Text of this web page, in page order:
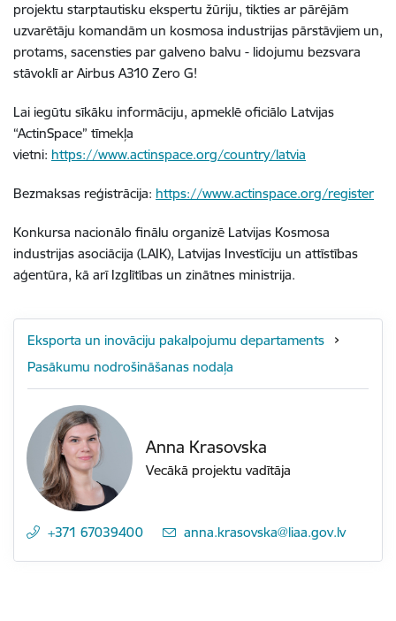
projektu starptautisku ekspertu žūriju, tikties ar pārējām
uzvarētāju komandām un kosmosa industrijas pārstāvjiem un,
protams, sacensties par galveno balvu - lidojumu bezsvara
stāvoklī ar Airbus A310 Zero G!
Lai iegūtu sīkāku informāciju, apmeklē oficiālo Latvijas
“ActinSpace” tīmekļa
vietni: https://www.actinspace.org/country/latvia
Bezmaksas reģistrācija: https://www.actinspace.org/register
Konkursa nacionālo finālu organizē Latvijas Kosmosa
industrijas asociācija (LAIK), Latvijas Investīciju un attīstības
aģentūra, kā arī Izglītības un zinātnes ministrija.
Eksporta un inovāciju pakalpojumu departaments
Pasākumu nodrošināšanas nodaļa
Anna Krasovska
Vecākā projektu vadītāja
+371 67039400 E-pasts:
anna.krasovska@liaa.gov.lv